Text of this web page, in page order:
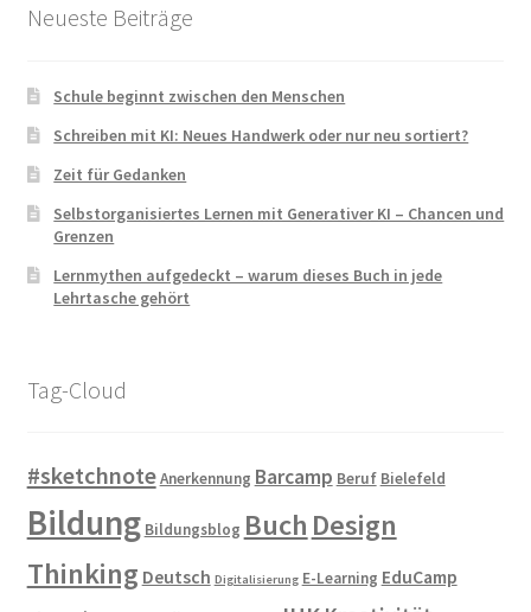
Neueste Beiträge
Schule beginnt zwischen den Menschen
Schreiben mit KI: Neues Handwerk oder nur neu sortiert?
Zeit für Gedanken
Selbstorganisiertes Lernen mit Generativer KI – Chancen und
Grenzen
Lernmythen aufgedeckt – warum dieses Buch in jede
Lehrtasche gehört
Tag-Cloud
#sketchnoteAnerkennung Barcamp Beruf Bielefeld
Bildung Bildungsblog Buch Design
Thinking Deutsch Digitalisierung E-Learning EduCamp